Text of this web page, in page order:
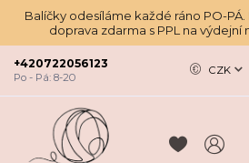
Balíčky odesíláme každé ráno PO-
doprava zdarma s PPL na výdejní
CZK
+420722056123
Po - Pá: 8-20